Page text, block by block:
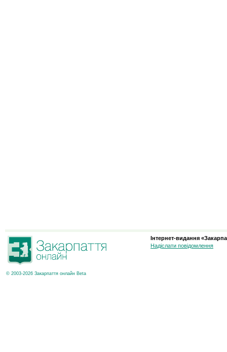
© 2003-2026 Закарпаття онлайн Beta
Інтернет-видання
Надіслати повідомлення